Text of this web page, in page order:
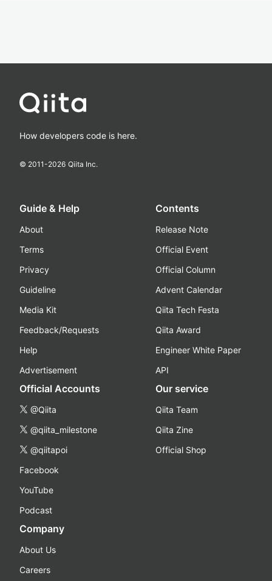
How developers code is here.
© 2011-2026 Qiita Inc.
Guide & Help
About
Terms
Privacy
Guideline
Media Kit
Feedback/Requests
Help
Advertisement
Contents
Release Note
Official Event
Official Column
Advent Calendar
Qiita Tech Festa
Qiita Award
Engineer White Paper
API
Official Accounts
@Qiita
@qiita_milestone
@qiitapoi
Facebook
YouTube
Podcast
Our service
Qiita Team
Qiita Zine
Official Shop
Company
About Us
Careers